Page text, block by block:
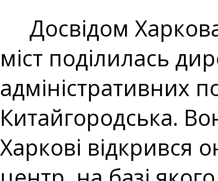
Досвідом
міст поділилась
адміністративних
Китайгородська.
Харкові відкрився